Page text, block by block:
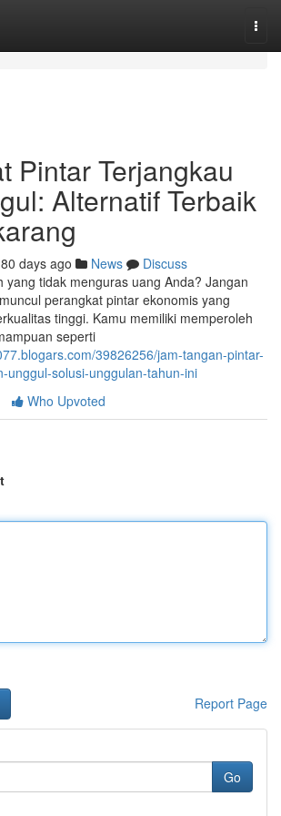
Pintar Terjangkau
Alternatif Terbaik
80 days ago News
Discuss
yang tidak menguras uang Anda? Jangan
perangkat pintar ekonomis yang
tinggi. Kamu memiliki memperoleh
seperti
39826256/jam-tangan-pintar-
unggul-solusi-unggulan-tahun-ini
Who Upvoted
Report Page
Go